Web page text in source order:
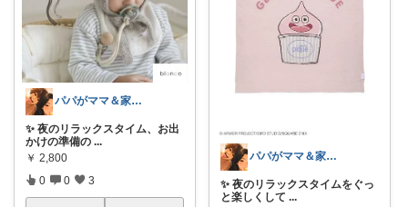
パパがママ＆家族の笑顔の為に選ぶ品😆
✨ 夜のリラックスタイム、お出
かけの準備の ...
￥ 2,800
0 0 3
パパがママ＆家族の笑顔の為に選ぶ品😆
✨ 夜のリラックスタイムをぐっ
と楽しくして ...